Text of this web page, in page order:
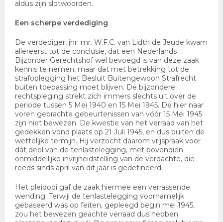
aldus zijn slotwoorden.
Een scherpe verdediging
De verdediger, jhr. mr. W.F.C. van Lidth de Jeude kwam
allereerst tot de conclusie, dat een Nederlands
Bijzonder Gerechtshof wel bevoegd is van deze zaak
kennis te nemen, maar dat met betrekking tot de
strafoplegging het Besluit Buitengewoon Strafrecht
buiten toepassing moet blijven. De bijzondere
rechtspleging strekt zich immers slechts uit over de
periode tussen 5 Mei 1940 en 15 Mei 1945. De hier naar
voren gebrachte gebeurtenissen van vóór 15 Mei 1945
zijn niet bewezen. De kwestie van het verraad van het
gedekken vond plaats op 21 Juli 1945, en dus buiten de
wettelijke termijn. Hij verzocht daarom vrijspraak voor
dát deel van de tenlastelegging, met bovendien
onmiddellijke invrijheidstelling van de verdachte, die
reeds sinds april van dit jaar is gedetineerd.
Het pleidooi gaf de zaak hiermee een verrassende
wending. Terwijl de tenlastelegging voornamelijk
gebaseerd was op feiten, gepleegd begin mei 1945,
zou het bewezen geachte verraad dus hebben